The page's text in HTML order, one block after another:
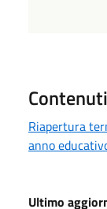
Riapertura
anno
Ultimo